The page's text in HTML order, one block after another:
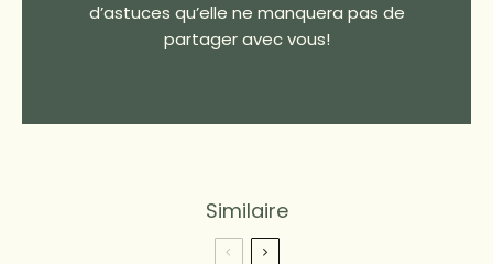
d’astuces qu’elle ne manquera pas de
partager avec vous!
Similaire